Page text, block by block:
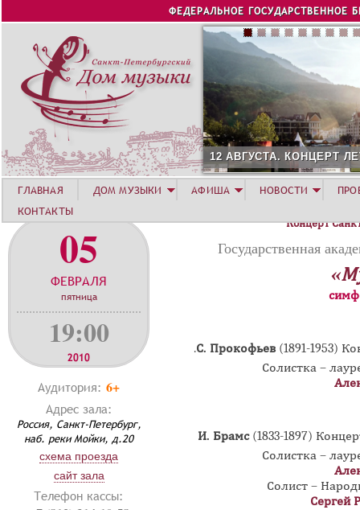
Jump to navigation
ФЕДЕРАЛЬНОЕ ГОСУДАРСТВЕННОЕ
12 АВГУСТА. КОНЦЕРТ
05
ФЕВРАЛЯ
пятница
19:00
2010
Аудитория: 6+
Адрес зала:
Россия, Санкт-Петербург,
наб. реки Мойки, д.20
схема проезда
сайт зала
Телефон кассы:
Концерт
Государственная
.С. Прокофьев (1891-1953)
Солистка –
И. Брамс (1833-1897)
Солистка –
Солист –
Сергей
ГЛАВНАЯ ДОМ МУЗЫКИ АФИША НОВОСТИ
КОНТАКТЫ